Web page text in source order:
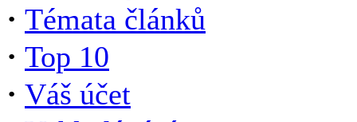
· Témata článků
· Top 10
· Váš účet